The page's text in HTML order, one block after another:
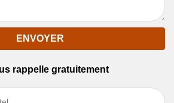
rappelle gratuitement